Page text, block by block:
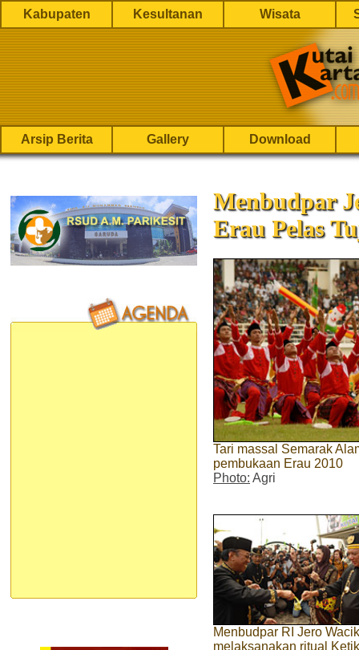
Kabupaten Kesultanan Wisata
Arsip Berita Gallery Download
Menbudpar
Erau Pelas
Tari massal Semarak
pembukaan Erau 2010
Photo: Agri
Menbudpar RI Jero
melaksanakan ritual